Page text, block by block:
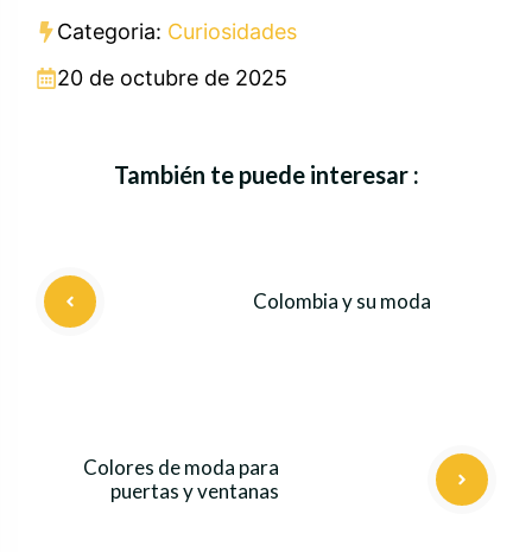
Categoria: Curiosidades
20 de octubre de 2025
También te puede interesar :
Colombia y su moda
Colores de moda para
puertas y ventanas